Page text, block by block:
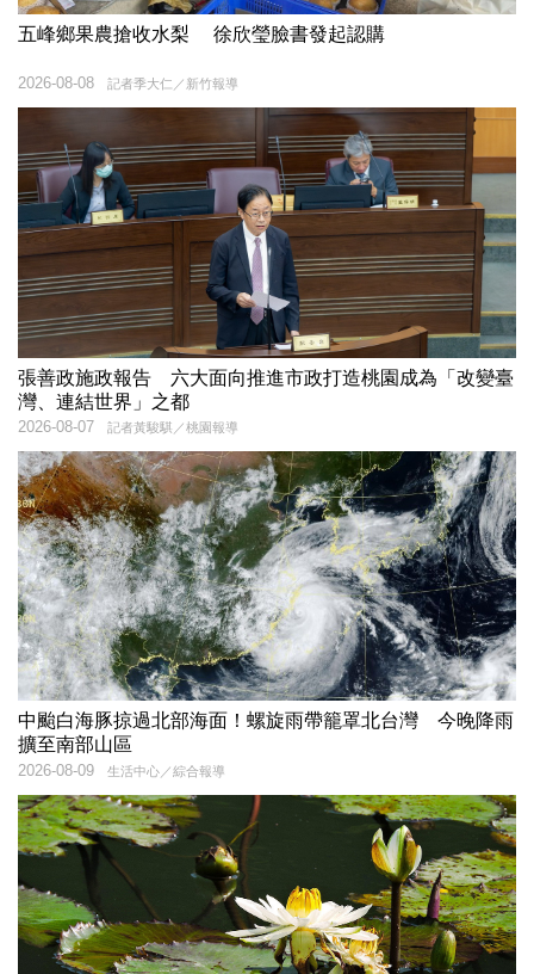
五峰鄉果農搶收水梨 徐欣瑩臉書發起認購
記者季大仁／新竹報導
2026-08-08
張善政施政報告 六大面向推進市政打造桃園成為「改變臺
灣、連結世界」之都
記者黃駿騏／桃園報導
2026-08-07
中颱白海豚掠過北部海面！螺旋雨帶籠罩北台灣 今晚降雨
擴至南部山區
生活中心／綜合報導
2026-08-09